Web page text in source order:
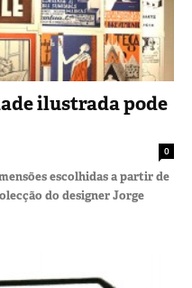
ilustrada pode
0
escolhidas a partir de
do designer Jorge